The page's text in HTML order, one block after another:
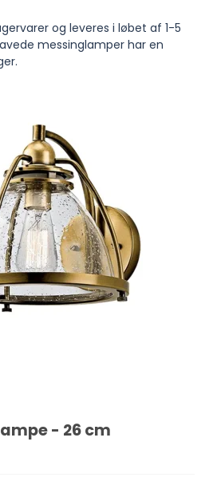
og leveres i løbet af 1-5
messinglamper har en
- 26 cm